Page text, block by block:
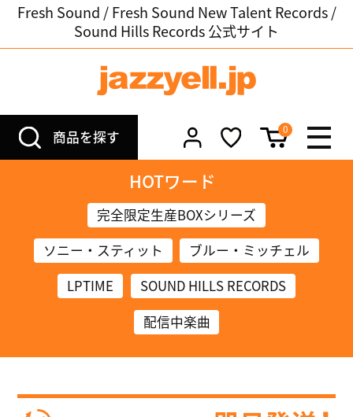
Fresh Sound / Fresh Sound New Talent Records /
Sound Hills Records 公式サイト
商品を探す 0
HOTワード
完全限定生産BOXシリーズ
ソニー・スティット
ブルー・ミッチェル
LPTIME
SOUND HILLS RECORDS
配信中楽曲